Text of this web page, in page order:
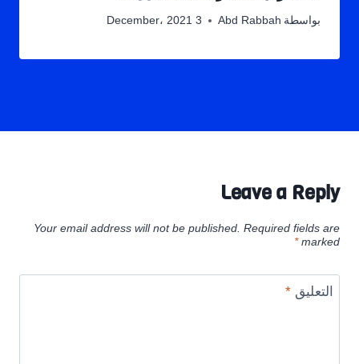
بواسطة Abd Rabbah 3 December، 2021
Leave a Reply
Your email address will not be published. Required fields are
marked
*
التعليق*